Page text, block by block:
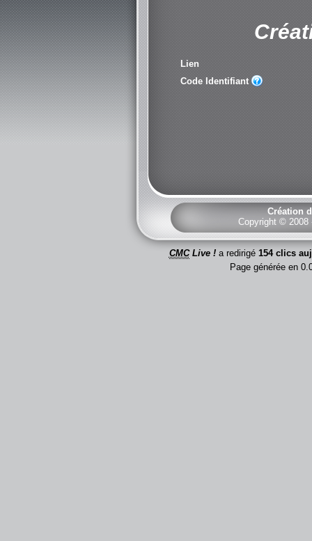
Lien
Code Identifiant
Création
Copyright © 2008
CMCLive !a redirigé 154 clics
Page générée en